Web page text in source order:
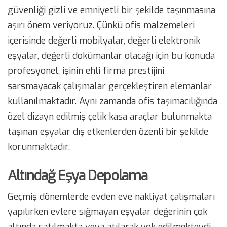
güvenliği gizli ve emniyetli bir şekilde taşınmasına
aşırı önem veriyoruz. Çünkü ofis malzemeleri
içerisinde değerli mobilyalar, değerli elektronik
eşyalar, değerli dokümanlar olacağı için bu konuda
profesyonel, işinin ehli firma prestijini
sarsmayacak çalışmalar gerçekleştiren elemanlar
kullanılmaktadır. Aynı zamanda ofis taşımacılığında
özel dizayn edilmiş çelik kasa araçlar bulunmakta
taşınan eşyalar dış etkenlerden özenli bir şekilde
korunmaktadır.
Altındağ Eşya Depolama
Geçmiş dönemlerde evden eve nakliyat çalışmaları
yapılırken evlere sığmayan eşyalar değerinin çok